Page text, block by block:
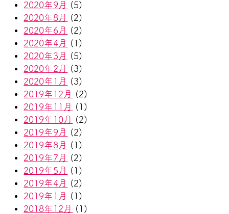
2020年9月
(5)
2020年8月
(2)
2020年6月
(2)
2020年4月
(1)
2020年3月
(5)
2020年2月
(3)
2020年1月
(3)
2019年12月
(2)
2019年11月
(1)
2019年10月
(2)
2019年9月
(2)
2019年8月
(1)
2019年7月
(2)
2019年5月
(1)
2019年4月
(2)
2019年1月
(1)
2018年12月
(1)